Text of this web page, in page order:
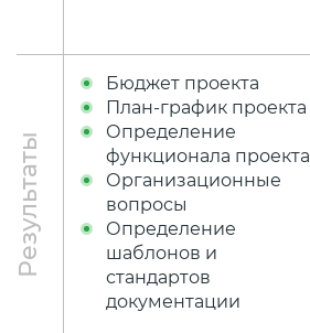
Результаты
Бюджет проекта
План-график проекта
Определение
функционала проекта
Организационные
вопросы
Определение
шаблонов и
стандартов
документации